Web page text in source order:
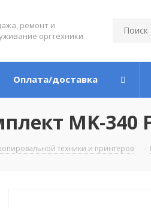
ремонт и
оргтехники
Оплата/доставка
MK-340
техники и принтеров -